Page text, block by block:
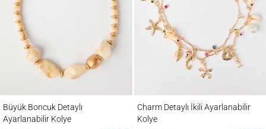
Büyük Boncuk Detaylı
Ayarlanabilir Kolye
Charm Detaylı İkili Ayarlanabilir
Kolye